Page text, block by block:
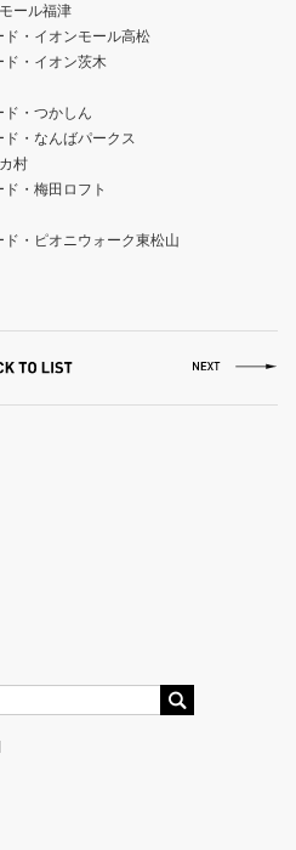
ール福津
ド・イオンモール高松
ド・イオン茨木
ド・つかしん
ド・なんばパークス
村
・梅田ロフト
ド・ピオニウォーク東松山